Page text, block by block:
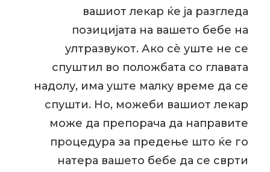
вашиот лекар ќе ја разгледа
позицијата на вашето бебе на
ултразвукот. Ако сè уште не се
спуштил во положбата со главата
надолу, има уште малку време да се
спушти. Но, можеби вашиот лекар
може да препорача да направите
процедура за предење што ќе го
натера вашето бебе да се сврти